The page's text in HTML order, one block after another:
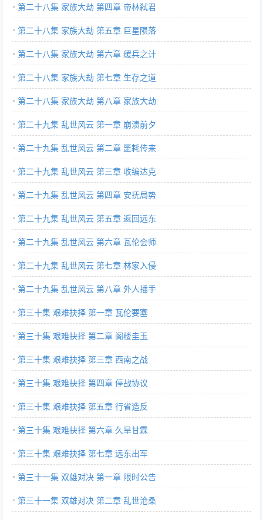
第二十八集 家族大劫 第四章 帝林弑君
第二十八集 家族大劫 第五章 巨星陨落
第二十八集 家族大劫 第六章 缓兵之计
第二十八集 家族大劫 第七章 生存之道
第二十八集 家族大劫 第八章 家族大劫
第二十九集 乱世风云 第一章 崩溃前夕
第二十九集 乱世风云 第二章 噩耗传来
第二十九集 乱世风云 第三章 收编达克
第二十九集 乱世风云 第四章 安抚局势
第二十九集 乱世风云 第五章 返回远东
第二十九集 乱世风云 第六章 瓦伦会师
第二十九集 乱世风云 第七章 林家入侵
第二十九集 乱世风云 第八章 外人插手
第三十集 艰难抉择 第一章 瓦伦要塞
第三十集 艰难抉择 第二章 阁楼圭玉
第三十集 艰难抉择 第三章 西南之战
第三十集 艰难抉择 第四章 停战协议
第三十集 艰难抉择 第五章 行省造反
第三十集 艰难抉择 第六章 久旱甘霖
第三十集 艰难抉择 第七章 远东出军
第三十一集 双雄对决 第一章 限时公告
第三十一集 双雄对决 第二章 乱世沧桑